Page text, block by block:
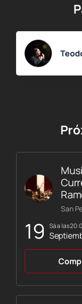
19 sá a las